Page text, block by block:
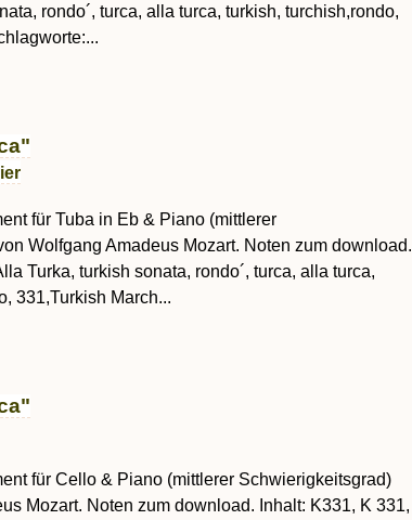
rondo´, turca, alla turca, turkish, turchish,rondo,
für Tuba in Eb & Piano (mittlerer
Wolfgang Amadeus Mozart. Noten zum download.
Turka, turkish sonata, rondo´, turca, alla turca,
331,Turkish March...
für Cello & Piano (mittlerer Schwierigkeitsgrad)
Mozart. Noten zum download. Inhalt: K331, K 331,